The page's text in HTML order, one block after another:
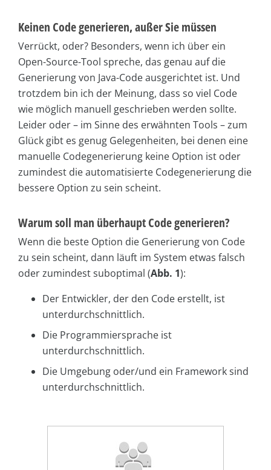
Keinen Code generieren, außer Sie müssen
Verrückt, oder? Besonders, wenn ich über ein
Open-Source-Tool spreche, das genau auf die
Generierung von Java-Code ausgerichtet ist. Und
trotzdem bin ich der Meinung, dass so viel Code
wie möglich manuell geschrieben werden sollte.
Leider oder – im Sinne des erwähnten Tools – zum
Glück gibt es genug Gelegenheiten, bei denen eine
manuelle Codegenerierung keine Option ist oder
zumindest die automatisierte Codegenerierung die
bessere Option zu sein scheint.
Warum soll man überhaupt Code generieren?
Wenn die beste Option die Generierung von Code
zu sein scheint, dann läuft im System etwas falsch
oder zumindest suboptimal (Abb. 1):
Der Entwickler, der den Code erstellt, ist
unterdurchschnittlich.
Die Programmiersprache ist
unterdurchschnittlich.
Die Umgebung oder/und ein Framework sind
unterdurchschnittlich.